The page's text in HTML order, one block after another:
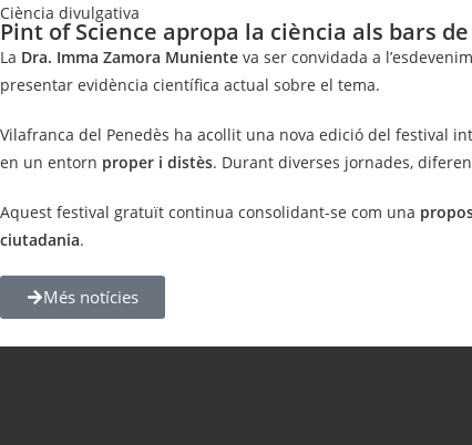
Ciència divulgativa
Pint of Science apropa la ciència als bars
La Dra. Imma Zamora Muniente va ser convidada a
presentar evidència científica actual sobre el tema.
Vilafranca del Penedès ha acollit una nova edició del festival
en un entorn proper i distès. Durant diverses jornades,
Aquest festival gratuït continua consolidant-se com una
ciutadania.
Més notícies